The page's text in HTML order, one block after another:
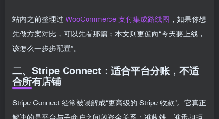
站内之前整理过 WooCommerce 支付集成路线图 ，如果你想
先做方案对比，可以先看那篇；本文则更偏向“今天要上线，
该怎么一步步配置”。
二、Stripe Connect：适合平台分账，不适
合所有店铺
Stripe Connect 经常被误解成“更高级的 Stripe 收款”。它真正
解决的是平台与子商户之间的资金关系：谁收钱、谁承担拒